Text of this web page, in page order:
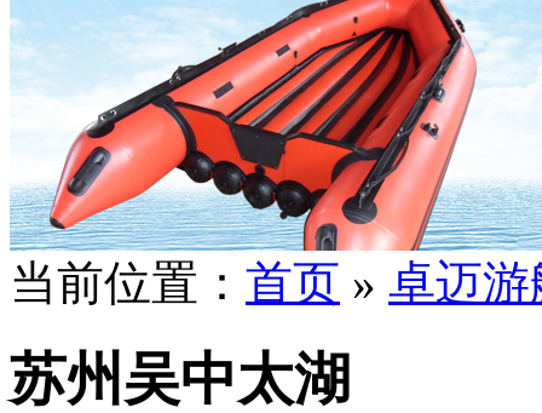
当前位置： 首页 » 卓迈
苏州吴中太湖